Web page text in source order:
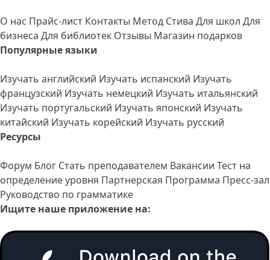
О нас Прайс-лист Контакты Метод Стива Для школ Для
бизнеса Для библиотек Отзывы Магазин подарков
Популярные языки
Изучать английский Изучать испанский Изучать
французский Изучать немецкий Изучать итальянский
Изучать португальский Изучать японский Изучать
китайский Изучать корейский Изучать русский
Ресурсы
Форум Блог Стать преподавателем Вакансии Тест на
определение уровня Партнерская Программа Пресс-зал
Руководство по грамматике
Ищите наше приложение на: